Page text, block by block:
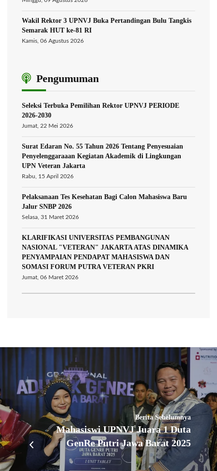
Wakil Rektor 3 UPNVJ Buka Pertandingan Bulu Tangkis
Semarak HUT ke-81 RI
Kamis, 06 Agustus 2026
Pengumuman
Seleksi Terbuka Pemilihan Rektor UPNVJ PERIODE
2026-2030
Jumat, 22 Mei 2026
Surat Edaran No. 55 Tahun 2026 Tentang Penyesuaian
Penyelenggaraaan Kegiatan Akademik di Lingkungan
UPN Veteran Jakarta
Rabu, 15 April 2026
Pelaksanaan Tes Kesehatan Bagi Calon Mahasiswa Baru
Jalur SNBP 2026
Selasa, 31 Maret 2026
KLARIFIKASI UNIVERSITAS PEMBANGUNAN
NASIONAL "VETERAN" JAKARTA ATAS DINAMIKA
PENYAMPAIAN PENDAPAT MAHASISWA DAN
SOMASI FORUM PUTRA VETERAN PKRI
Jumat, 06 Maret 2026
Berita Sebelumnya
Mahasiswi UPNVJ Juara 1 Duta
GenRe Putri Jawa Barat 2025